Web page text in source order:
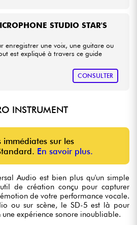
STUDIO STAR'S
enregistrer une voix, une guitare ou
est expliqué à travers ce guide
CONSULTER
INSTRUMENT
immédiates sur les
En savoir plus.
Audio est bien plus qu'un simple
de création conçu pour capturer
de votre performance vocale.
ou sur scène, le SD-5 est là pour
expérience sonore inoubliable.